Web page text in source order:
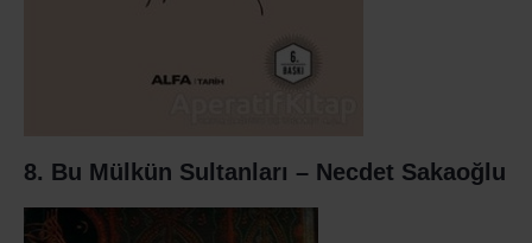
8. Bu Mülkün Sultanları – Necdet Sakaoğlu